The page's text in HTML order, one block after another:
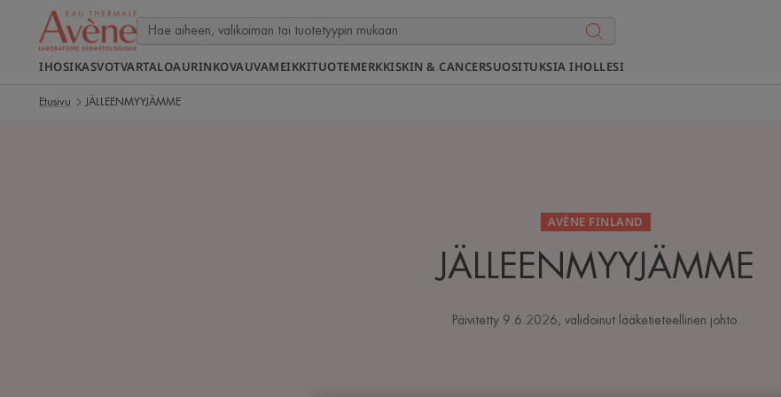
IHOSIKASVOTVARTALOAURINKOVAUVAMEIKKITUOTEMERKKISKIN & CANCERSUOSITUKSIA IHOLLESI
Etusivu JÄLLEENMYYJÄMME
AVÈNE FINLAND
JÄLLEENMYYJÄMME
Päivitetty 9.6.2026 , validoinut lääketieteellinen johto.